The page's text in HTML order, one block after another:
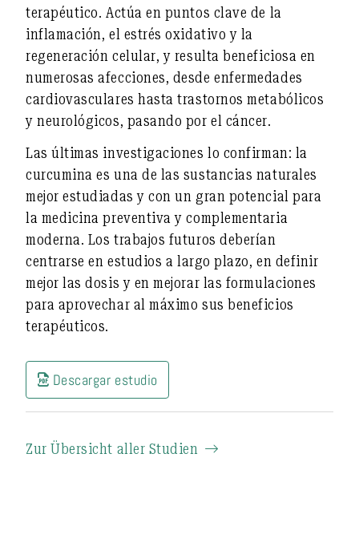
terapéutico. Actúa en puntos clave de la
inflamación, el estrés oxidativo y la
regeneración celular, y resulta beneficiosa en
numerosas afecciones, desde enfermedades
cardiovasculares hasta trastornos metabólicos
y neurológicos, pasando por el cáncer.
Las últimas investigaciones lo confirman: la
curcumina es una de las sustancias naturales
mejor estudiadas y con un gran potencial para
la medicina preventiva y complementaria
moderna. Los trabajos futuros deberían
centrarse enestudios a largo plazo, en definir
mejor las dosis y en mejorar las formulaciones
para aprovechar al máximo sus beneficios
terapéuticos.
Descargar estudio
Zur Übersicht aller Studien